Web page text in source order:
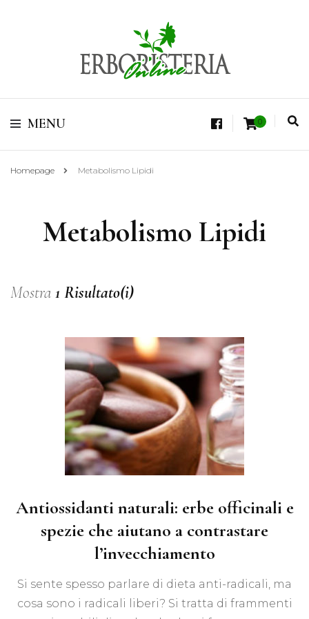
Erboristeria Shop
Online Tisane
Vendita di Botaniche, Erbe e Spezie Officinali, Tisane Terapeutiche Esclusive,
MENU 0
Homepage Metabolismo Lipidi
Metabolismo Lipidi
Mostra 1 Risultato(i)
Antiossidanti naturali: erbe officinali e
spezie che aiutano a contrastare
l’invecchiamento
Si sente spesso parlare di dieta anti-radicali, ma
cosa sono i radicali liberi? Si tratta di frammenti